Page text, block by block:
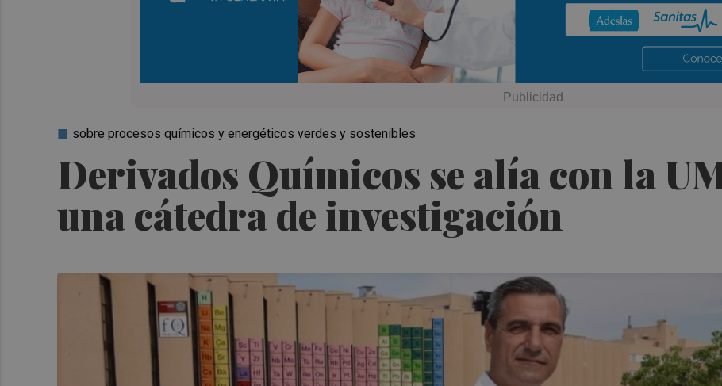
Derivados Químicos se alía con la
una cátedra de investigación
sobre procesos químicos y energéticos verdes y sostenibles